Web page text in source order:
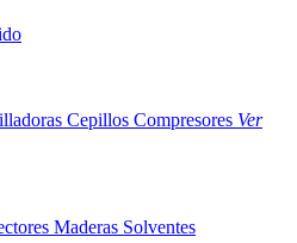
Cepillos Compresores Ver
Maderas Solventes